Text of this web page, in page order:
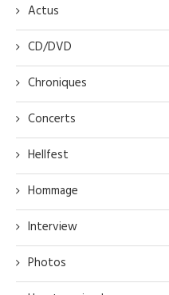
Actus
CD/DVD
Chroniques
Concerts
Hellfest
Hommage
Interview
Photos